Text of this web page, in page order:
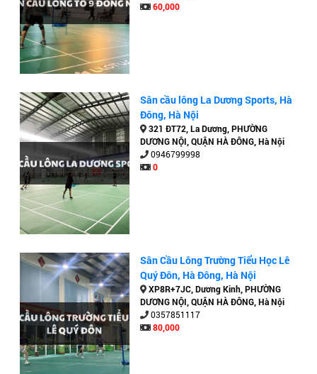
60,000
Sân cầu lông La Dương Sports, Hà
Đông, Hà Nội
321 ĐT72, La Dương, PHƯỜNG
DƯƠNG NỘI, QUẬN HÀ ĐÔNG, Hà Nội
0946799998
0
Sân Cầu Lông Trường Tiểu Học Lê
Quý Đôn, Hà Đông, Hà Nội
XP8R+7JC, Dương Kinh, PHƯỜNG
DƯƠNG NỘI, QUẬN HÀ ĐÔNG, Hà Nội
0357851117
80,000